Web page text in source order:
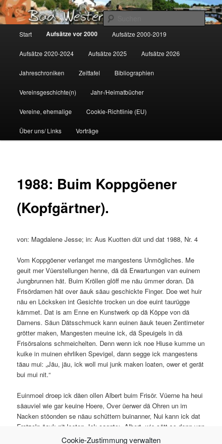
Cookie-Zustimmung verwalten
Zum
primären
Inhalt
springen
Gemeinsam für Bad Westernkotten
Start Aufsätze vor 2000 Aufsätze 2000-2019
Aufsätze 2020-2024 Aufsätze 2025 Aufsätze 2026
Jahreschroniken Zeittafel Bibliographien
Vereinsgeschichte(n) Jahr-/Heimatbücher
Vereine, ehemalige Cookie-Richtlinie (EU)
Über uns/ Links Vorträge
1988: Buim Koppgöener
(Kopfgärtner).
von: Magdalene Jesse; in: Aus Kuotten düt und dat 1988, Nr. 4
Vom Koppgöener verlanget me mangestens Unmögliches. Me
geuit mer Vüerstellungen henne, dä dä Erwartungen van euinem
Jungbrunnen hät. Buim Kröllen glöff me näu ümmer doran. Dä
Frisördamen hät over äauk säau geschickte Finger. Doe wet huir
näu en Löcksken int Gesichte trocken un doe euint taurügge
kämmet. Dat is am Enne en Kunstwerk op dä Köppe von dä
Damens. Säun Dätsschmuck kann euinen äauk teuen Zentimeter
grötter maken, Mangesten meuine ick, dä Speuigels in dä
Frisörsalons schmeichelten. Denn wenn ick noe Hiuse kumme un
kuike in muinen ehrliken Spevigel, dann segge ick mangestens
täau mui: „Jäu, jäu, ick woll mui junk maken loaten, ower et gerät
bui mui nit.“
Euinmoel droep ick däen ollen Albert buim Frisör. Vüerne ha heui
säauviel wie gar keuine Hoere, Over üerwer dä Ohren un im
Nacken stöonden se näau schüttern buinanner, Nui kann ick dat
Frotzeln äauk nit loeten. Ick saggte: „Albert, wie sött se denn van
Dage maket wäern vüerne kuert un ächten tem kämmen?” Nui